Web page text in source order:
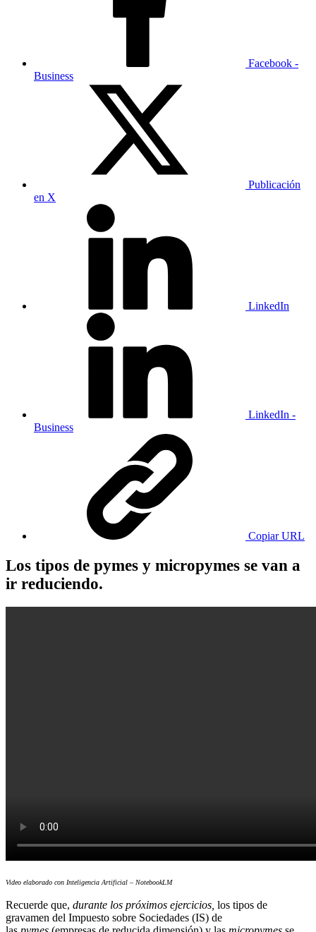
Facebook -
Business
Publicación
en X
LinkedIn
LinkedIn -
Business
Copiar URL
Los tipos de pymes y micropymes se van a
ir reduciendo.
Video elaborado con Inteligencia Artificial – NotebookLM
Recuerde que, durante los próximos ejercicios, los tipos de
gravamen del Impuesto sobre Sociedades (IS) de